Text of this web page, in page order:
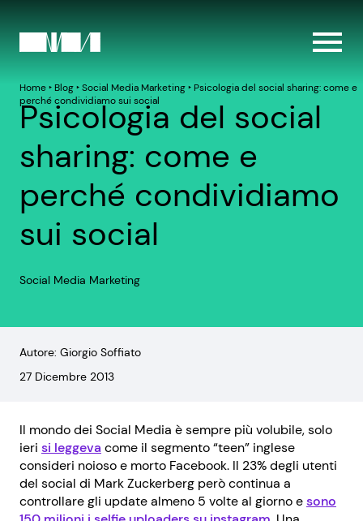
Home‣ Blog‣Social Media Marketing‣ Psicologia del social sharing: come e
perché condividiamo sui social
Psicologia del social
sharing: come e
perché condividiamo
sui social
Social Media Marketing
Autore: Giorgio Soffiato
27 Dicembre 2013
Il mondo dei Social Media è sempre più volubile, solo
ieri si leggeva come il segmento “teen” inglese
consideri noioso e morto Facebook. Il 23% degli utenti
del social di Mark Zuckerberg però continua a
controllare gli update almeno 5 volte al giorno esono